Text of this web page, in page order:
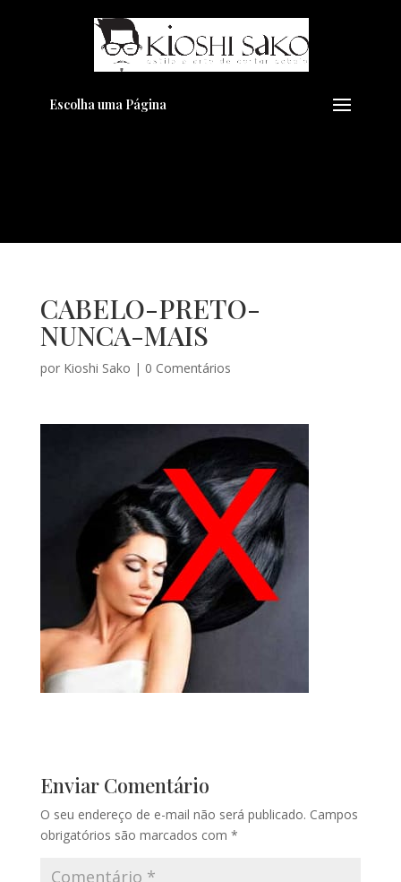
Escolha uma Página
CABELO-PRETO-
NUNCA-MAIS
por Kioshi Sako | 0 Comentários
Enviar Comentário
O seu endereço de e-mail não será publicado. Campos
obrigatórios são marcados com *
Pensando em transformar seu
Visual??